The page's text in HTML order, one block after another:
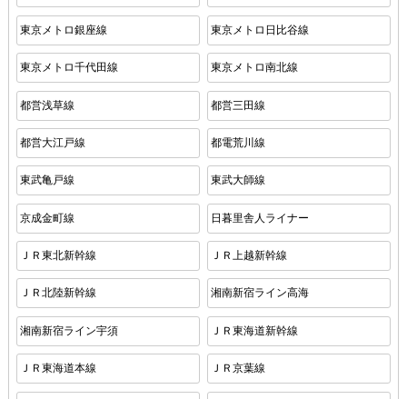
東京メトロ銀座線 東京メトロ日比谷線
東京メトロ千代田線 東京メトロ南北線
都営浅草線 都営三田線
都営大江戸線 都電荒川線
東武亀戸線 東武大師線
京成金町線 日暮里舎人ライナー
ＪＲ東北新幹線 ＪＲ上越新幹線
ＪＲ北陸新幹線 湘南新宿ライン高海
湘南新宿ライン宇須 ＪＲ東海道新幹線
ＪＲ東海道本線 ＪＲ京葉線